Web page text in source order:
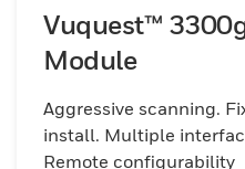
Vuquest™
Module
Aggressive scanning.
install. Multiple
Remote configurability